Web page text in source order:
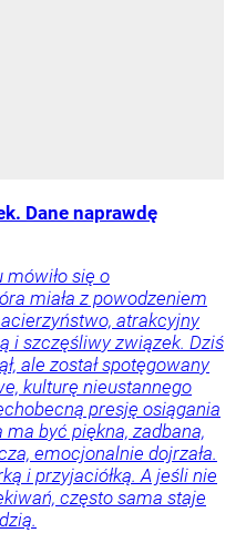
Dane naprawdę
się o
miała z powodzeniem
atrakcyjny
i szczęśliwy związek. Dziś
ale został spotęgowany
kulturę nieustannego
presję osiągania
ma być piękna, zadbana,
emocjonalnie dojrzała.
i przyjaciółką. A jeśli nie
często sama staje